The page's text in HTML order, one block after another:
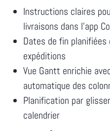
Instructions claires
livraisons dans l'app
Dates de fin
expéditions
Vue Gantt enrichie
automatique des
Planification par
calendrier